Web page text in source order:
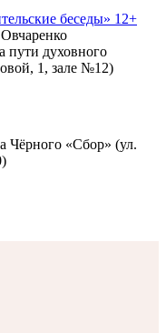
беседы» 12+
пути духовного
1, зале №12)
Чёрного «Сбор» (ул.